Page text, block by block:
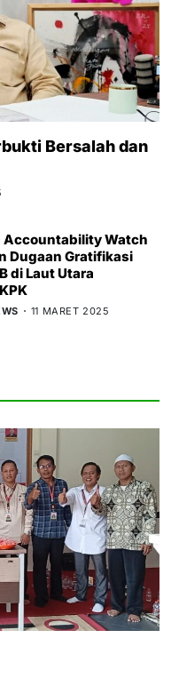
Bersalah dan
Accountability Watch
Dugaan Gratifikasi
di Laut Utara
11 MARET 2025